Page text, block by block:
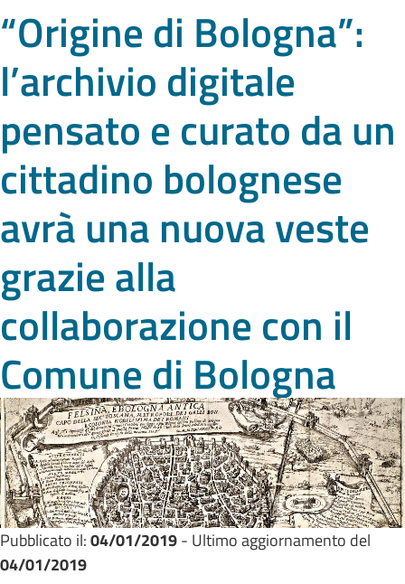
“Origine di Bologna”:
l’archivio digitale
pensato e curato da un
cittadino bolognese
avrà una nuova veste
grazie alla
collaborazione con il
Comune di Bologna
Pubblicato il:04/01/2019- Ultimo aggiornamento del
04/01/2019